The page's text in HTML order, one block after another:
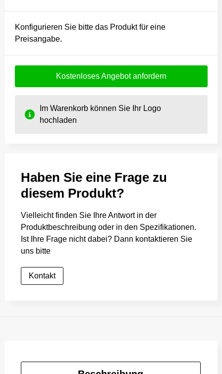
Konfigurieren Sie bitte das Produkt für eine
Preisangabe.
Kostenloses Angebot anfordern
Im Warenkorb können Sie Ihr Logo
hochladen
Haben Sie eine Frage zu
diesem Produkt?
Vielleicht finden Sie Ihre Antwort in der
Produktbeschreibung oder in den Spezifikationen.
Ist Ihre Frage nicht dabei? Dann kontaktieren Sie
uns bitte
Kontakt